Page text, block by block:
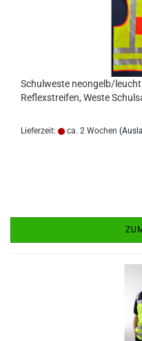
Schulweste neongelb/
Reflexstreifen, Weste
Lieferzeit: ca. 2 Wochen